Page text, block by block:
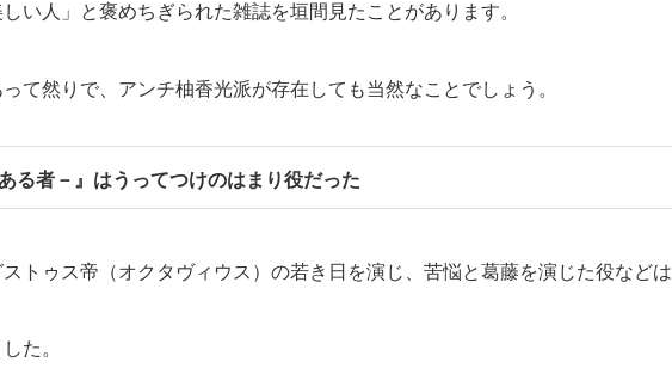
い人」と褒めちぎられた雑誌を垣間見たことがあります。
て然りで、アンチ柚香光派が存在しても当然なことでしょう。
る者－』はうってつけのはまり役だった
トゥス帝（オクタヴィウス）の若き日を演じ、苦悩と葛藤を演じた役などは
た。